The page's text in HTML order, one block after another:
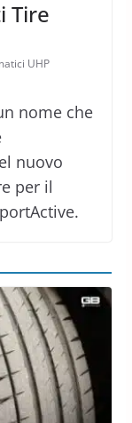
Tire
UHP
nome che
nuovo
per il